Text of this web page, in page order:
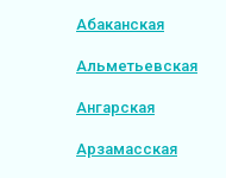
Альметьевская
Ангарская
Арзамасская
Абаканская